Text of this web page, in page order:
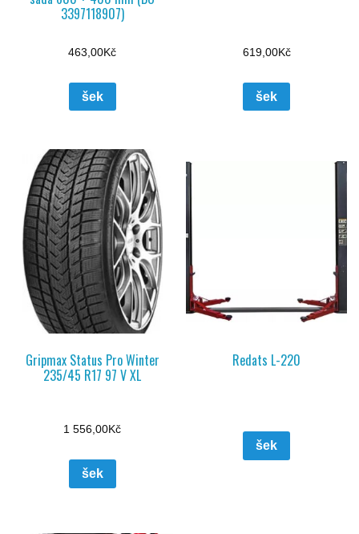
3397118907)
463,00Kč
šek
619,00Kč
šek
Gripmax Status Pro Winter
235/45 R17 97 V XL
1 556,00Kč
šek
Redats L-220
šek